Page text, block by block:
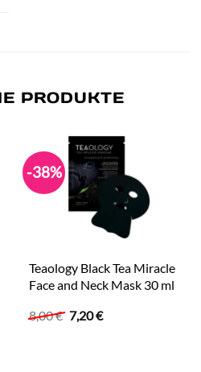
PRODUKTE
-38%
Teaology Black Tea Miracle
Face and Neck Mask 30 ml
8,00€ Ursprünglicher
Preis
7,20€Aktueller